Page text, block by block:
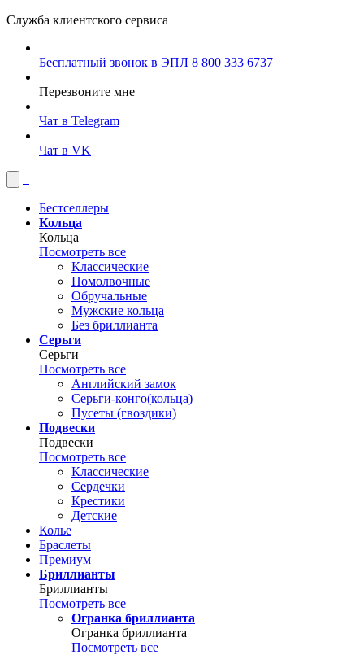
Служба клиентского сервиса
Бесплатный звонок в ЭПЛ 8 800 333 6737
Перезвоните мне
Чат в Telegram
Чат в VK
Бестселлеры
Кольца
Кольца
Посмотреть все
Классические
Помолвочные
Обручальные
Мужские кольца
Без бриллианта
Серьги
Серьги
Посмотреть все
Английский замок
Серьги-конго(кольца)
Пусеты (гвоздики)
Подвески
Подвески
Посмотреть все
Классические
Сердечки
Крестики
Детские
Колье
Браслеты
Премиум
Бриллианты
Бриллианты
Посмотреть все
Огранка бриллианта
Огранка бриллианта
Посмотреть все